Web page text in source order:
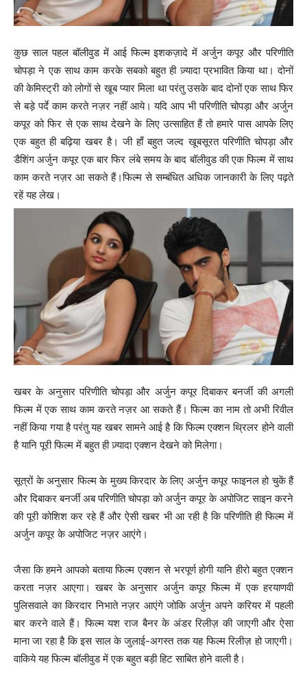
कुछ साल पहल बॉलीवुड में आई फिल्म इशकज़ादे में अर्जुन कपूर और परिणीति
चोपड़ा ने एक साथ काम करके सबको बहुत ही ज़्यादा प्रभावित किया था। दोनों
की केमिस्ट्री को लोगों से खूब प्यार मिला था परंतु उसके बाद दोनों एक साथ फिर
से बड़े पर्दे काम करते नज़र नहीं आये। यदि आप भी परिणीति चोपड़ा और अर्जुन
कपूर को फिर से एक साथ देखने के लिए उत्साहित हैं तो हमारे पास आपके लिए
एक बहुत ही बढ़िया खबर है। जी हाँ बहुत जल्द खूबसूरत परिणीति चोपड़ा और
डैशिंग अर्जुन कपूर एक बार फिर लंबे समय के बाद बॉलीवुड की एक फिल्म में साथ
काम करते नज़र आ सकते हैं।फिल्म से सम्बंधित अधिक जानकारी के लिए पढ़ते
रहें यह लेख।
खबर के अनुसार परिणीति चोपड़ा और अर्जुन कपूर दिबाकर बनर्जी की अगली
फिल्म में एक साथ काम करते नज़र आ सकते हैं। फिल्म का नाम तो अभी रिवील
नहीं किया गया है परंतु यह खबर सामने आई है कि फिल्म एक्शन थ्रिलर होने वाली
है यानि पूरी फिल्म में बहुत ही ज़्यादा एक्शन देखने को मिलेगा।
सूत्रों के अनुसार फिल्म के मुख्य किरदार के लिए अर्जुन कपूर फाइनल हो चुकें हैं
और दिबाकर बनर्जी अब परिणीति चोपड़ा को अर्जुन कपूर के अपोजिट साइन करने
की पूरी कोशिश कर रहे हैं और ऐसी खबर भी आ रही है कि परिणीति ही फिल्म में
अर्जुन कपूर के अपोजिट नज़र आएंगे।
जैसा कि हमने आपको बताया फिल्म एक्शन से भरपूर्ण होगी यानि हीरो बहुत एक्शन
करता नज़र आएगा। खबर के अनुसार अर्जुन कपूर फिल्म में एक हरयाणवी
पुलिसवाले का किरदार निभाते नज़र आएंगे जोकि अर्जुन अपने करियर में पहली
बार करने वाले हैं। फिल्म यश राज बैनर के अंडर रिलीज़ की जाएगी और ऐसा
माना जा रहा है कि इस साल के जुलाई-अगस्त तक यह फिल्म रिलीज़ हो जाएगी।
वाकिये यह फिल्म बॉलीवुड में एक बहुत बड़ी हिट साबित होने वाली है।